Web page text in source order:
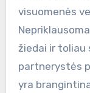
visuomenės
žiedai ir toliau
partnerystės
yra